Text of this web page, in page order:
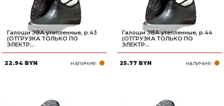
Галоши ЭВА утепленные, р.43
(ОТГРУЗКА ТОЛЬКО ПО
ЭЛЕКТР...
22.94 BYN наличие:
Галоши ЭВА утепленные, р.44
(ОТГРУЗКА ТОЛЬКО ПО
ЭЛЕКТР...
25.77 BYN наличие: